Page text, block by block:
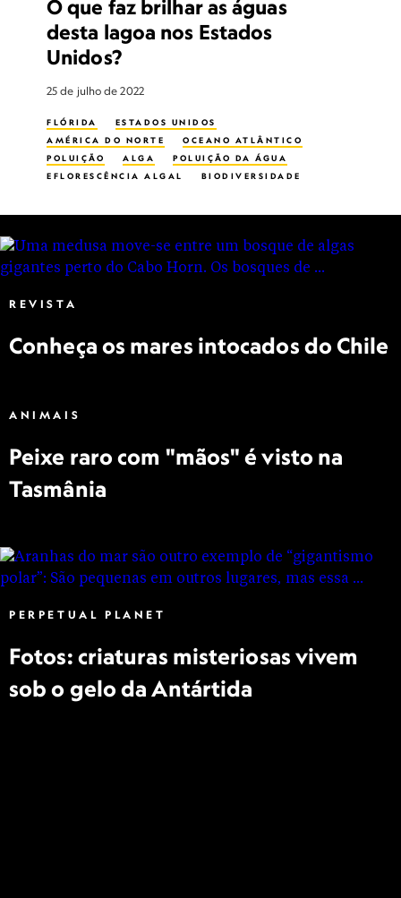
O que faz brilhar as águas
desta lagoa nos Estados
Unidos?
25 de julho de 2022
FLÓRIDA
ESTADOS UNIDOS
AMÉRICA DO NORTE
OCEANO ATLÂNTICO
POLUIÇÃO
ALGA
POLUIÇÃO DA ÁGUA
EFLORESCÊNCIA ALGAL
BIODIVERSIDADE
BIODIVERSIDADE MARINHA
BIÓLOGOS MARINHOS
BIOLOGIA MARINHA
PLANETA POSSIVEL
REVISTA
Conheça os mares intocados do Chile
ANIMAIS
Peixe raro com "mãos" é visto na
Tasmânia
PERPETUAL PLANET
Fotos: criaturas misteriosas vivem
sob o gelo da Antártida